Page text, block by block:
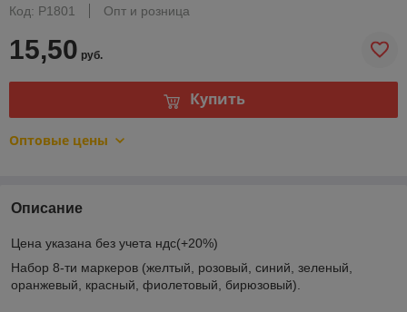
Код: Р1801
Опт и розница
15,50 руб.
Купить
Оптовые цены
Описание
Цена указана без учета ндс(+20%)
Набор 8-ти маркеров (желтый, розовый, синий, зеленый,
оранжевый, красный, фиолетовый, бирюзовый).